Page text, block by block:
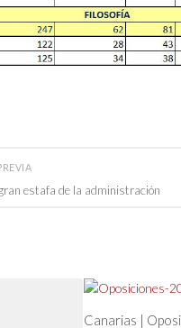
estafa de la administración
Canarias |